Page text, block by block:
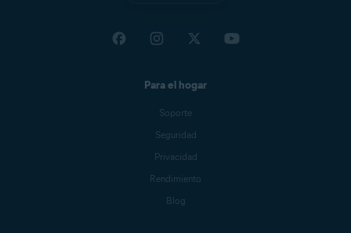
Para el hogar
Soporte
Seguridad
Privacidad
Rendimiento
Blog